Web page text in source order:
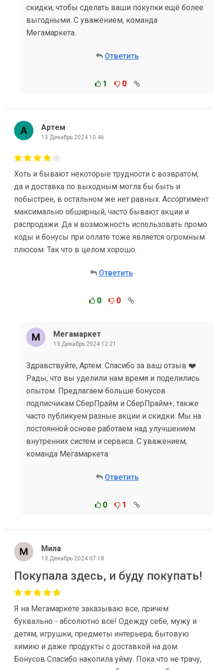
скидки, чтобы сделать ваши покупки ещё более
выгодными. С уважением, команда
Мегамаркета.
Ответить
1 0
Артем
13 Декабрь 2024 10:46
Хоть и бывают некоторые трудности с возвратом,
да и доставка по выходным могла бы быть и
побыстрее, в остальном же нет равных. Ассортимент
максимально обширный, часто бывают акции и
распродажи. Да и возможность использовать промо
коды и бонусы при оплате тоже является огромным
плюсом. Так что в целом хорошо.
Ответить
0 0
Мегамаркет
13 Декабрь 2024 12:21
Здравствуйте, Артем. Спасибо за ваш отзыв ❤️
Рады, что вы уделили нам время и поделились
опытом. Предлагаем больше бонусов
подписчикам СберПрайм и СберПрайм+, также
часто публикуем разные акции и скидки. Мы на
постоянной основе работаем над улучшением
внутренних систем и сервиса. С уважением,
команда Мегамаркета.
Ответить
0 1
Мила
13 Декабрь 2024 07:18
Покупала здесь, и буду покупать!
Я на Мегамаркете заказываю все, причем
буквально - абсолютно все! Одежду себе, мужу и
детям, игрушки, предметы интерьера, бытовую
химию и даже продукты с доставкой на дом.
Бонусов Спасибо накопила уйму. Пока что не трачу,